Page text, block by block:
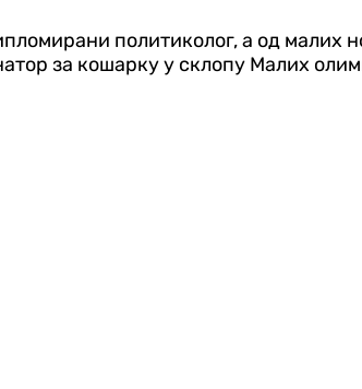
политиколог, а од малих
за кошарку у склопу Малих